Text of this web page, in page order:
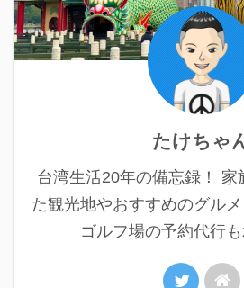
たけちゃ
台湾生活20年の備忘録！ 家
た観光地やおすすめのグルメ
ゴルフ場の予約代行も